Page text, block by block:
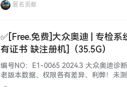
本套资源：本站SVIP和VIP都能下载自学
匿名贡献
✅[Free.免费]大众奥迪 | 专检
有证书 缺注册机]（35.5G）
编号NO：E1-0065 2024.3 大众奥迪诊
老版本数据、权限各有差异、利弊！未